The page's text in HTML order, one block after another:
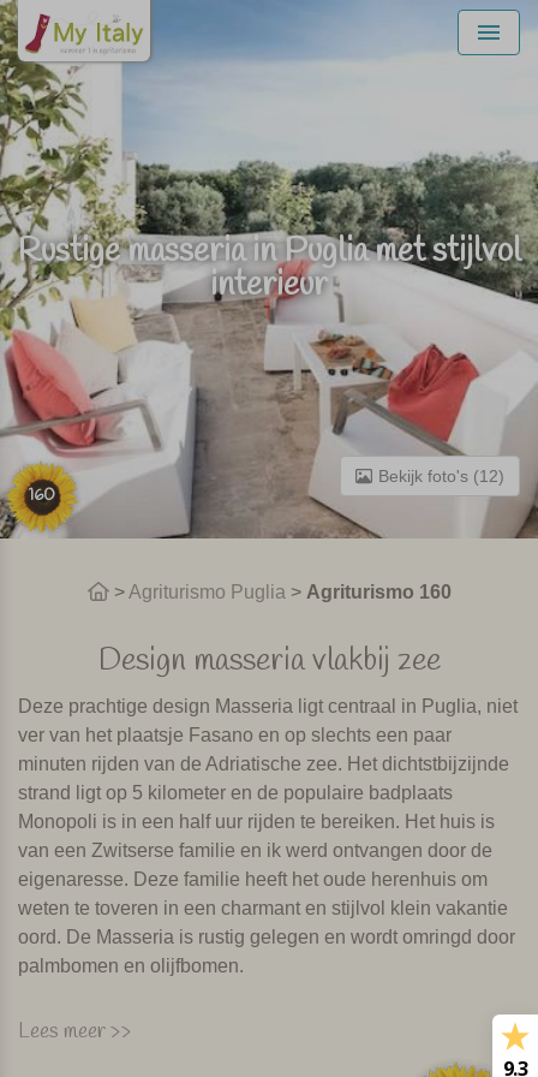
Menu
160
Bekijk foto's (12)
Rustige masseria in Puglia met stijlvol
interieur
>Agriturismo Puglia > Agriturismo 160
Design masseria vlakbij zee
Deze prachtige design Masseria ligt centraal in Puglia, niet
ver van het plaatsje Fasano en op slechts een paar
minuten rijden van de Adriatische zee. Het dichtstbijzijnde
strand ligt op 5 kilometer en de populaire badplaats
Monopoli is in een half uur rijden te bereiken. Het huis is
van een Zwitserse familie en ik werd ontvangen door de
eigenaresse. Deze familie heeft het oude herenhuis om
weten te toveren in een charmant en stijlvol klein vakantie
oord. De Masseria is rustig gelegen en wordt omringd door
palmbomen en olijfbomen.
Er zijn 10 kamers, allemaal verschillend qua grootte,
Lees meer >>
9.3